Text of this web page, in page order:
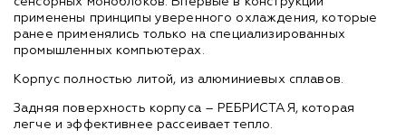
применены принципы уверенного охлаждения, которые
ранее применялись только на специализированных
промышленных компьютерах.
Корпус полностью литой, из алюминиевых сплавов.
Задняя поверхность корпуса – РЕБРИСТАЯ, которая
легче и эффективнее рассеивает тепло.